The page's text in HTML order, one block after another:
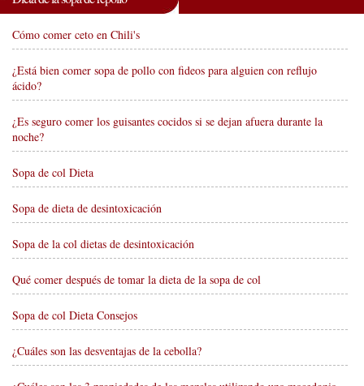
Cómo comer ceto en Chili's
¿Está bien comer sopa de pollo con fideos para alguien con reflujo
ácido?
¿Es seguro comer los guisantes cocidos si se dejan afuera durante la
noche?
Sopa de col Dieta
Sopa de dieta de desintoxicación
Sopa de la col dietas de desintoxicación
Qué comer después de tomar la dieta de la sopa de col
Sopa de col Dieta Consejos
¿Cuáles son las desventajas de la cebolla?